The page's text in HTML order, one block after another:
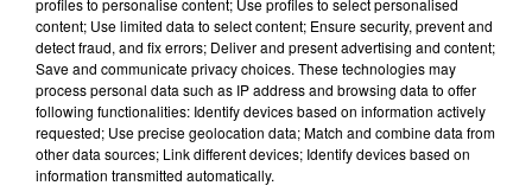
traditionnelle amazighe. Il s'est rendu d'abord à Fès, où il
a expérimenté la street food dans la médina, goûtant
notamment au beurre rance et aux olives épicées avec
une chef locale.
Une expérience en plein air
Gordon Ramsay a ensuite pris la direction des
profiles to personalise content; Use profiles to select personalised
content; Use limited data to select content; Ensure security, prevent and
detect fraud, and fix errors; Deliver and present advertising and content;
Save and communicate privacy choices. These technologies may
process personal data such as IP address and browsing data to offer
following functionalities: Identify devices based on information actively
requested; Use precise geolocation data; Match and combine data from
other data sources; Link different devices; Identify devices based on
information transmitted automatically.